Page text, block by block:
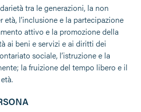
tra le generazioni, la non
età, l’inclusione e la partecipazione
attivo e la promozione della
ai beni e servizi e ai diritti dei
sociale, l’istruzione e la
la fruizione del tempo libero e il